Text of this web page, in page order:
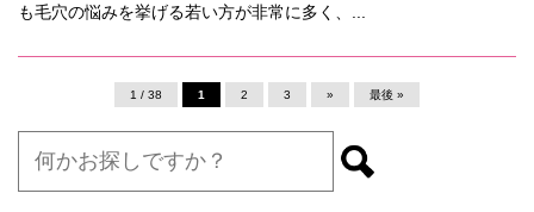
も毛穴の悩みを挙げる若い方が非常に多く、...
1 / 38 1 2 3 » 最後 »